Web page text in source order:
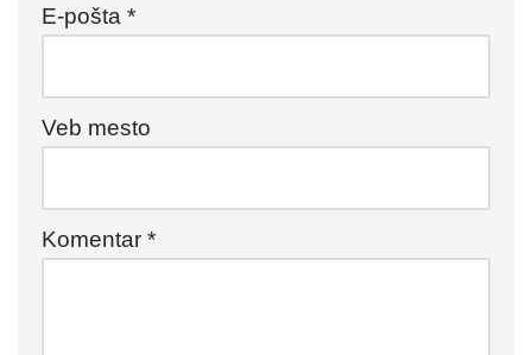
E-pošta *
Veb mesto
Komentar *